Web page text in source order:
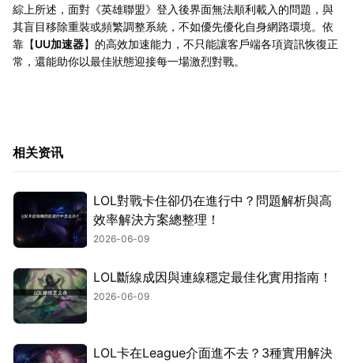
綜上所述，面對《英雄聯盟》登入後界面無法順利載入的問題，與
其盲目移除重裝或頻繁調整系統，不如優先優化自身網路環境。依
靠【UU加速器】的高效加速能力，不只能讓客戶端各項資訊恢復正
常，還能助你以最佳狀態迎接每一場激烈對戰。
相关资讯
LOL對戰卡住卻仍在進行中？問題解析與高
效率解決方案總整理！
2026-06-09
LOL斷線成因與連線穩定最佳化實用指南！
2026-06-09
LOL卡在League介面進不去？3種實用解決